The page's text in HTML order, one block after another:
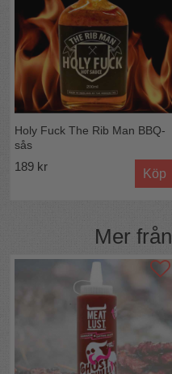
Holy Fuck The Rib Man BBQ-
sås
189 kr
Köp
Mer från